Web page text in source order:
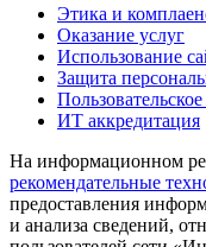
Этика и
Оказание услуг
Использование
Защита
ИТ аккредитация
На информационном
рекомендательные
предоставления
и анализа сведений,